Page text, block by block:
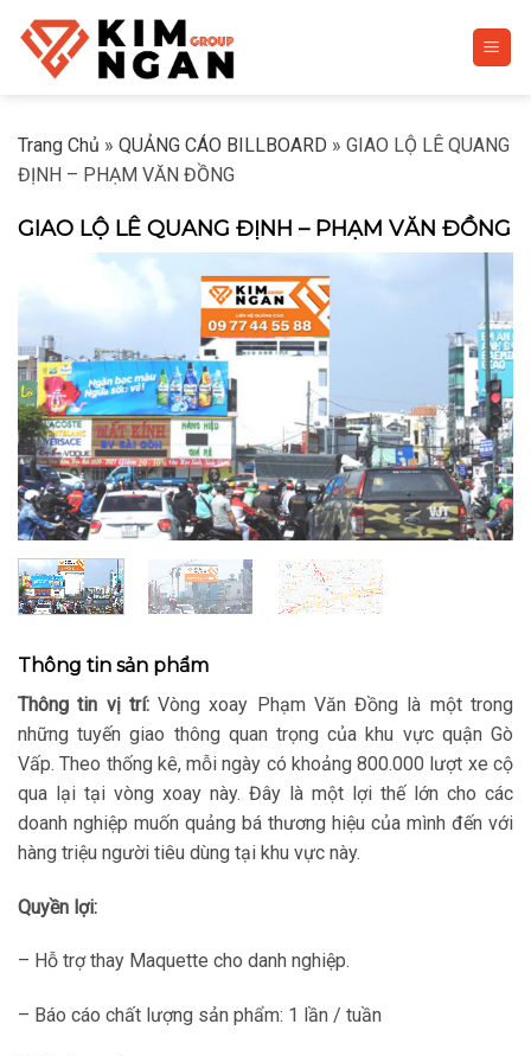
Skip
content
Trang Chủ » QUẢNG CÁO BILLBOARD » GIAO LỘ LÊ QUANG
ĐỊNH – PHẠM VĂN ĐỒNG
GIAO LỘ LÊ QUANG ĐỊNH – PHẠM VĂN ĐỒNG
Thông tin sản phẩm
Thông tin vị trí:Vòng xoay Phạm Văn Đồng là một trong
những tuyến giao thông quan trọng của khu vực quận Gò
Vấp. Theo thống kê, mỗi ngày có khoảng 800.000 lượt xe cộ
qua lại tại vòng xoay này. Đây là một lợi thế lớn cho các
doanh nghiệp muốn quảng bá thương hiệu của mình đến với
hàng triệu người tiêu dùng tại khu vực này.
Quyền lợi:
– Hỗ trợ thay Maquette cho danh nghiệp.
– Báo cáo chất lượng sản phẩm: 1 lần / tuần